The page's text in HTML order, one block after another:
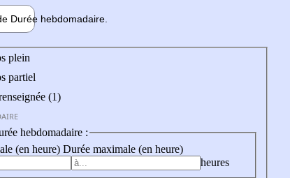
Durée hebdomadaire
plein
partiel
(1)
hebdomadaire :
(en heure) Durée maximale (en heure)
heures